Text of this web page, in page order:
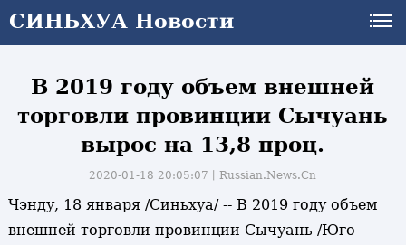
СИНЬХУА Новости
В 2019 году объем внешней
торговли провинции Сычуань
вырос на 13,8 проц.
2020-01-18 20:05:07丨Russian.News.Cn
Чэнду, 18 января /Синьхуа/ -- В 2019 году объем
внешней торговли провинции Сычуань /Юго-